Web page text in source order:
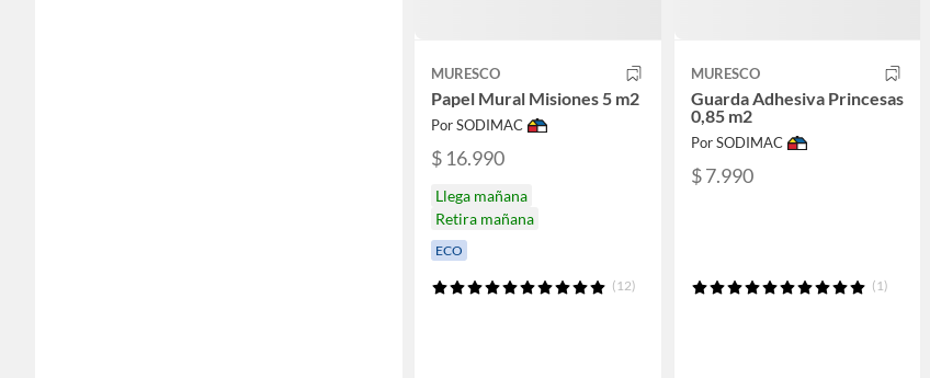
MURESCO
Papel Mural Misiones 5 m2
Por SODIMAC
$ 16.990
Llega mañana
Retira mañana
ECO
(12)
MURESCO
Guarda Adhesiva Princesas
0,85 m2
Por SODIMAC
$ 7.990
(1)